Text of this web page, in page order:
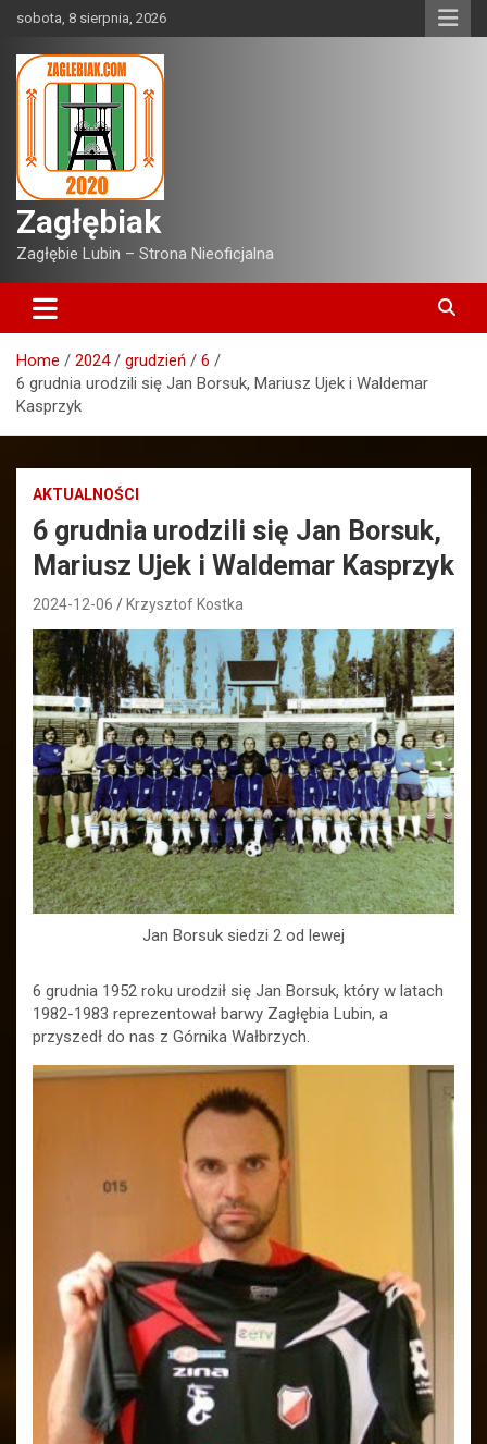
content
sobota, 8 sierpnia, 2026
Zagłębiak
Zagłębie Lubin – Strona Nieoficjalna
Home 2024 grudzień
6
6 grudnia urodzili się Jan Borsuk, Mariusz Ujek i Waldemar
Kasprzyk
AKTUALNOŚCI
6 grudnia urodzili się Jan Borsuk,
Mariusz Ujek i Waldemar Kasprzyk
2024-12-06 Krzysztof Kostka
Jan Borsuk siedzi 2 od lewej
6 grudnia 1952 roku urodził się Jan Borsuk, który w latach
1982-1983 reprezentował barwy Zagłębia Lubin, a
przyszedł do nas z Górnika Wałbrzych.